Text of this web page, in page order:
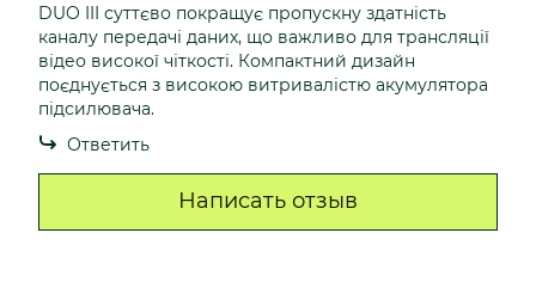
DUO III суттєво покращує пропускну здатність
каналу передачі даних, що важливо для трансляції
відео високої чіткості. Компактний дизайн
поєднується з високою витривалістю акумулятора
підсилювача.
Ответить
Написать отзыв